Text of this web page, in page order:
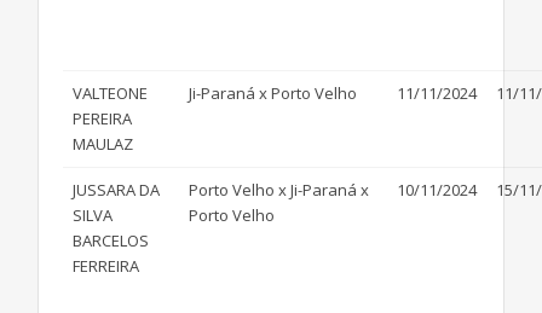
VALTEONE
PEREIRA
MAULAZ
Ji-Paraná x Porto Velho 11/11/2024 11/
JUSSARA DA
SILVA
BARCELOS
FERREIRA
Porto Velho x Ji-Paraná x
Porto Velho
10/11/2024 15/